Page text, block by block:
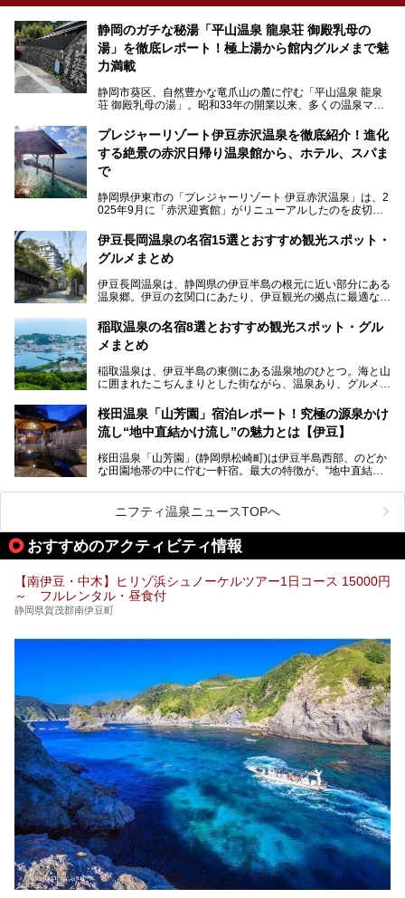
静岡のガチな秘湯「平山温泉 龍泉荘 御殿乳母の
湯」を徹底レポート！極上湯から館内グルメまで魅
力満載
静岡市葵区、自然豊かな竜爪山の麓に佇む「平山温泉 龍泉
荘 御殿乳母の湯」。昭和33年の開業以来、多くの温泉マニ
極上温泉です。お湯はもちろん、実はグルメも揃っているん
です。多くのファンを持つ、その圧倒的なこだわりと魅力を
解説します。
プレジャーリゾート伊豆赤沢温泉を徹底紹介！進化
する絶景の赤沢日帰り温泉館から、ホテル、スパま
で
静岡県伊東市の「プレジャーリゾート 伊豆赤沢温泉」は、2
025年9月に「赤沢迎賓館」がリニューアルしたのを皮切り
館」、「RED 28 HOTEL」がリニューアル。さらにこのあ
とグランピング施設のGRAX EARTH FIELD（グラックスア
ースフィールド）、大型屋内アミューズメント施設のPLEA
予定。
ャー施設など、現在リニューアルオープンしている施設を中
心に、家族連れでも大人だけでも、おひとりさまでも多彩な
楽しみ方ができる「プレジャーリゾート 伊豆赤沢温泉」を
───
この記事はプレジャーリゾート 伊豆赤沢温泉のPR記事で
す。
伊豆長岡温泉の名宿15選とおすすめ観光スポット・
グルメまとめ
伊豆長岡温泉は、静岡県の伊豆半島の根元に近い部分にある
温泉郷。伊豆の玄関口にあたり、伊豆観光の拠点に最適な立
ちろん日帰りでも楽しめるのが魅力です。
この記事では、伊豆長岡温泉の歴史や魅力、おすすめの宿を
る温泉施設も紹介します！
稲取温泉の名宿8選とおすすめ観光スポット・グル
メまとめ
稲取温泉は、伊豆半島の東側にある温泉地のひとつ。海と山
に囲まれたこぢんまりとした街ながら、温泉あり、グルメあ
京からは約2時間30分、直通電車もありアクセスしやすいの
もうれしいところ。
入れる温泉施設、チェックしたい観光スポットやアクティビ
ティなどを一挙にまとめピックアップ。伊豆稲取温泉を訪れ
桜田温泉「山芳園」宿泊レポート！究極の源泉かけ
流し“地中直結かけ流し”の魅力とは【伊豆】
桜田温泉「山芳園」(静岡県松崎町)は伊豆半島西部、のどか
な田園地帯の中に佇む一軒宿。最大の特徴が、“地中直結か
地下に眠る源泉を加水・加温・消毒無し、さらには途中過程
で空気にも触れさせることなく浴槽まで提供。「究極の源泉
かけ流し」と言っても決して過言ではありません。
今回、桜田温泉「山芳園」の“温泉”を中心に、その魅力を詳
細レポート。また口コミの評判も非常に高い宿であり、客室
や食事も併せて徹底紹介します！
ニフティ温泉ニュースTOPへ
おすすめのアクティビティ情報
【南伊豆・中木】ヒリゾ浜シュノーケルツアー1日コース 15000円
～ フルレンタル・昼食付
静岡県賀茂郡南伊豆町